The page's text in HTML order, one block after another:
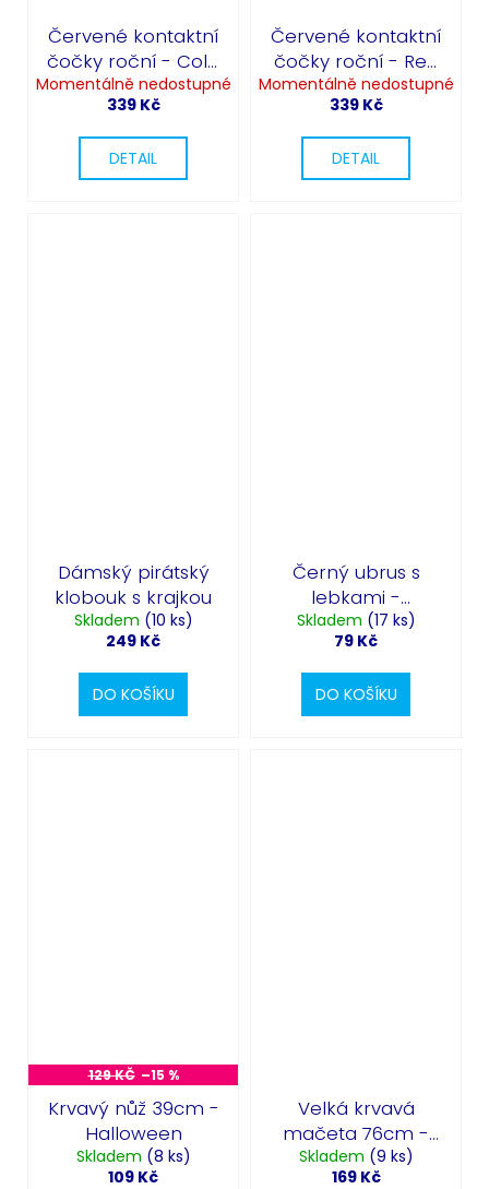
Červené kontaktní
čočky roční - Cold
Blood
Momentálně nedostupné
339 Kč
DETAIL
Červené kontaktní
čočky roční - Red
Nights
Momentálně nedostupné
339 Kč
DETAIL
Dámský pirátský
klobouk s krajkou
Skladem (10 ks)
249 Kč
DO KOŠÍKU
Černý ubrus s
lebkami -
Halloween
Skladem (17 ks)
79 Kč
DO KOŠÍKU
129 KČ –15 %
Krvavý nůž 39cm -
Halloween
Skladem (8 ks)
109 Kč
Velká krvavá
mačeta 76cm -
Halloween
Skladem (9 ks)
169 Kč